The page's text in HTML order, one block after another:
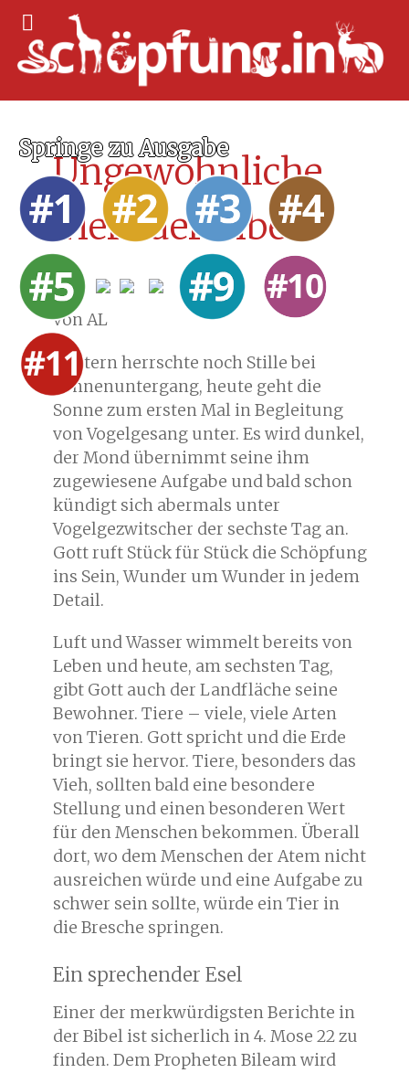
Springe zu Ausgabe
Ungewöhnliche
Tiere der Bibel
von AL
Gestern herrschte noch Stille bei
Sonnenuntergang, heute geht die
Sonne zum ersten Mal in Begleitung
von Vogelgesang unter. Es wird dunkel,
der Mond übernimmt seine ihm
zugewiesene Aufgabe und bald schon
kündigt sich abermals unter
Vogelgezwitscher der sechste Tag an.
Gott ruft Stück für Stück die Schöpfung
ins Sein, Wunder um Wunder in jedem
Detail.
Luft und Wasser wimmelt bereits von
Leben und heute, am sechsten Tag,
gibt Gott auch der Landfläche seine
Bewohner. Tiere – viele, viele Arten
von Tieren. Gott spricht und die Erde
bringt sie hervor. Tiere, besonders das
Vieh, sollten bald eine besondere
Stellung und einen besonderen Wert
für den Menschen bekommen. Überall
dort, wo dem Menschen der Atem nicht
ausreichen würde und eine Aufgabe zu
schwer sein sollte, würde ein Tier in
die Bresche springen.
Ein sprechender Esel
Einer der merkwürdigsten Berichte in
der Bibel ist sicherlich in 4. Mose 22zu
finden. Dem Propheten Bileam wird